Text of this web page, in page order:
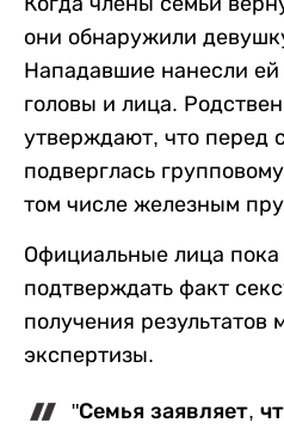
они обнаружили
Нападавшие нанесли
головы и лица.
утверждают, что перед
подверглась
том числе железным
Официальные лица
подтверждать факт
получения результатов
экспертизы.
"Семья заявляет,